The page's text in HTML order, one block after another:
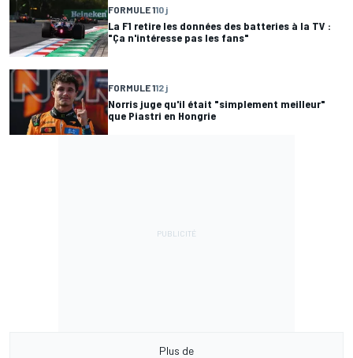
FORMULE 110 j
La F1 retire les données des batteries à la TV :
"Ça n'intéresse pas les fans"
FORMULE 112 j
Norris juge qu'il était "simplement meilleur"
que Piastri en Hongrie
Plus de